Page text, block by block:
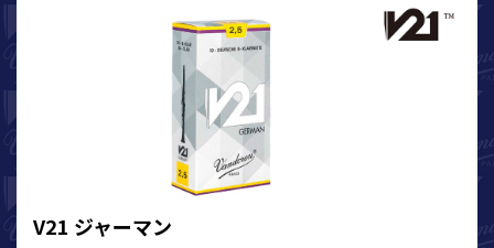
V21 ジャーマン